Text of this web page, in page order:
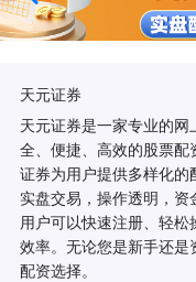
天元证券
天元证券是一家专业的
全、便捷、高效的股票
证券为用户提供多样化
实盘交易，操作透明，资
用户可以快速注册、轻
效率。无论您是新手还
配资选择。